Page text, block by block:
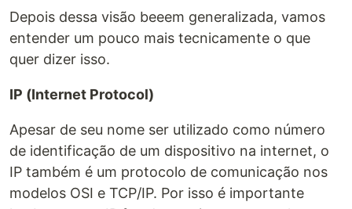
Depois dessa visão beeem generalizada, vamos
entender um pouco mais tecnicamente o que
quer dizer isso.
IP (Internet Protocol)
Apesar de seu nome ser utilizado como número
de identificação de um dispositivo na internet, o
IP também é um protocolo de comunicação nos
modelos OSI e TCP/IP. Por isso é importante